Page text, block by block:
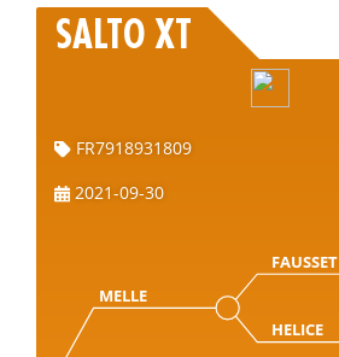
SALTO XT
FR7918931809
2021-09-30
MELLE
FAUSSET
HELICE